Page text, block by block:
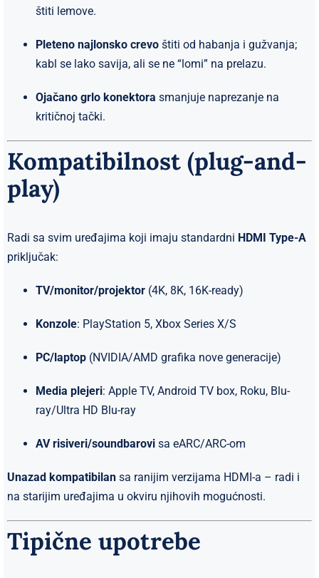
štiti lemove.
Pleteno najlonsko crevo štiti od habanja i gužvanja;
kabl se lako savija, ali se ne “lomi” na prelazu.
Ojačano grlo konektora smanjuje naprezanje na
kritičnoj tački.
Kompatibilnost (plug-and-
play)
Radi sa svim uređajima koji imaju standardni HDMI Type-A
priključak:
TV/monitor/projektor (4K, 8K, 16K-ready)
Konzole: PlayStation 5, Xbox Series X/S
PC/laptop (NVIDIA/AMD grafika nove generacije)
Media plejeri: Apple TV, Android TV box, Roku, Blu-
ray/Ultra HD Blu-ray
AV risiveri/soundbarovi sa eARC/ARC-om
Unazad kompatibilan sa ranijim verzijama HDMI-a – radi i
na starijim uređajima u okviru njihovih mogućnosti.
Tipične upotrebe